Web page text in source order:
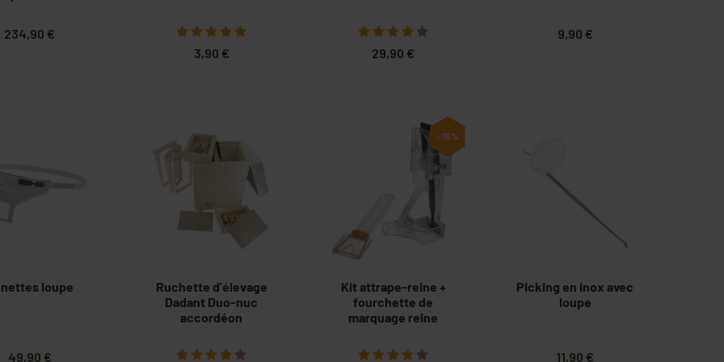
234,90 €
3,90 €
29,90 €
9,90 €
loupe
49,90 €
Ruchette d'élevage
Dadant Duo-nuc
accordéon
-15%
Kit attrape-reine +
fourchette de
marquage reine
Picking en inox avec
loupe
11,90 €